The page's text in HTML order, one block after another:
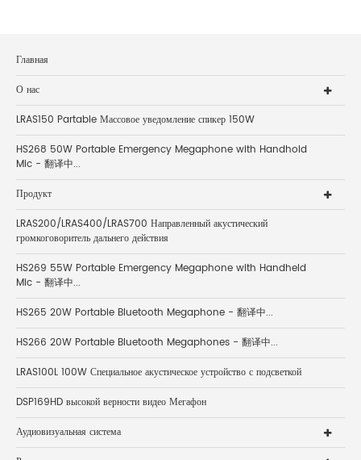
Главная
О нас
LRAS150 Partable Массовое уведомление спикер 150W
HS268 50W Portable Emergency Megaphone with Handhold
Mic - 翻译中...
Продукт
LRAS200/LRAS400/LRAS700 Направленный акустический
громкоговоритель дальнего действия
HS269 55W Portable Emergency Megaphone with Handheld
Mic - 翻译中...
HS265 20W Portable Bluetooth Megaphone - 翻译中...
HS266 20W Portable Bluetooth Megaphones - 翻译中...
LRAS100L 100W Специальное акустическое устройство с подсветкой
DSP169HD высокой верности видео Мегафон
Аудиовизуальная система